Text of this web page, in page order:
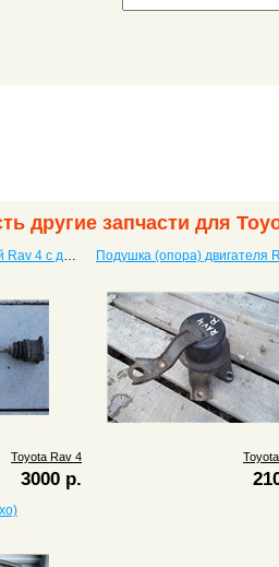
другие запчасти для
Привод (шрус) правый Rav 4 с двигателем 3S
Toyota Rav 4
3000 р.
Подушка (опора) двигателя